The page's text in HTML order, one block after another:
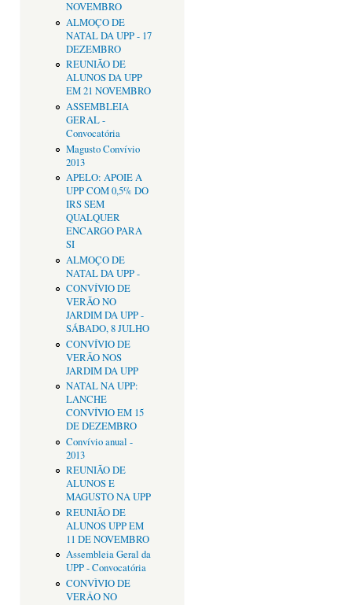
NOVEMBRO
ALMOÇO DE
NATAL DA UPP - 17
DEZEMBRO
REUNIÃO DE
ALUNOS DA UPP
EM 21 NOVEMBRO
ASSEMBLEIA
GERAL -
Convocatória
Magusto Convívio
2013
APELO: APOIE A
UPP COM 0,5% DO
IRS SEM
QUALQUER
ENCARGO PARA
SI
ALMOÇO DE
NATAL DA UPP -
CONVÍVIO DE
VERÃO NO
JARDIM DA UPP -
SÁBADO, 8 JULHO
CONVÍVIO DE
VERÃO NOS
JARDIM DA UPP
NATAL NA UPP:
LANCHE
CONVÍVIO EM 15
DE DEZEMBRO
Convívio anual -
2013
REUNIÃO DE
ALUNOS E
MAGUSTO NA UPP
REUNIÃO DE
ALUNOS UPP EM
11 DE NOVEMBRO
Assembleia Geral da
UPP - Convocatória
CONVÌVIO DE
VERÂO NO